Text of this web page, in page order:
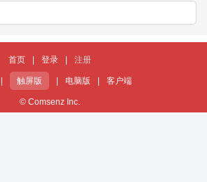
首页 登录 注册
触屏版 电脑版 客户端
© Comsenz Inc.